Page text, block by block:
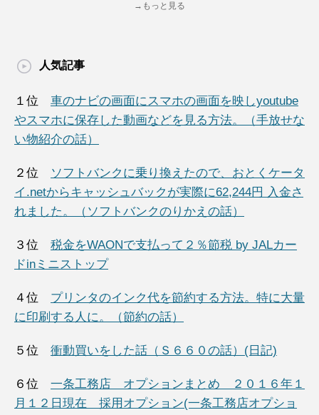
→もっと見る
人気記事
１位 車のナビの画面にスマホの画面を映しyoutube
やスマホに保存した動画などを見る方法。（手放せな
い物紹介の話）
２位
ソフトバンクに乗り換えたので、おとくケータ
イ.netからキャッシュバックが実際に62,244円 入金さ
れました。（ソフトバンクのりかえの話）
３位 税金をWAONで支払って２％節税 by JALカー
ドinミニストップ
４位 プリンタのインク代を節約する方法。特に大量
に印刷する人に。（節約の話）
５位 衝動買いをした話（Ｓ６６０の話）(日記)
６位 一条工務店 オプションまとめ ２０１６年１
月１２日現在 採用オプション(一条工務店オプショ